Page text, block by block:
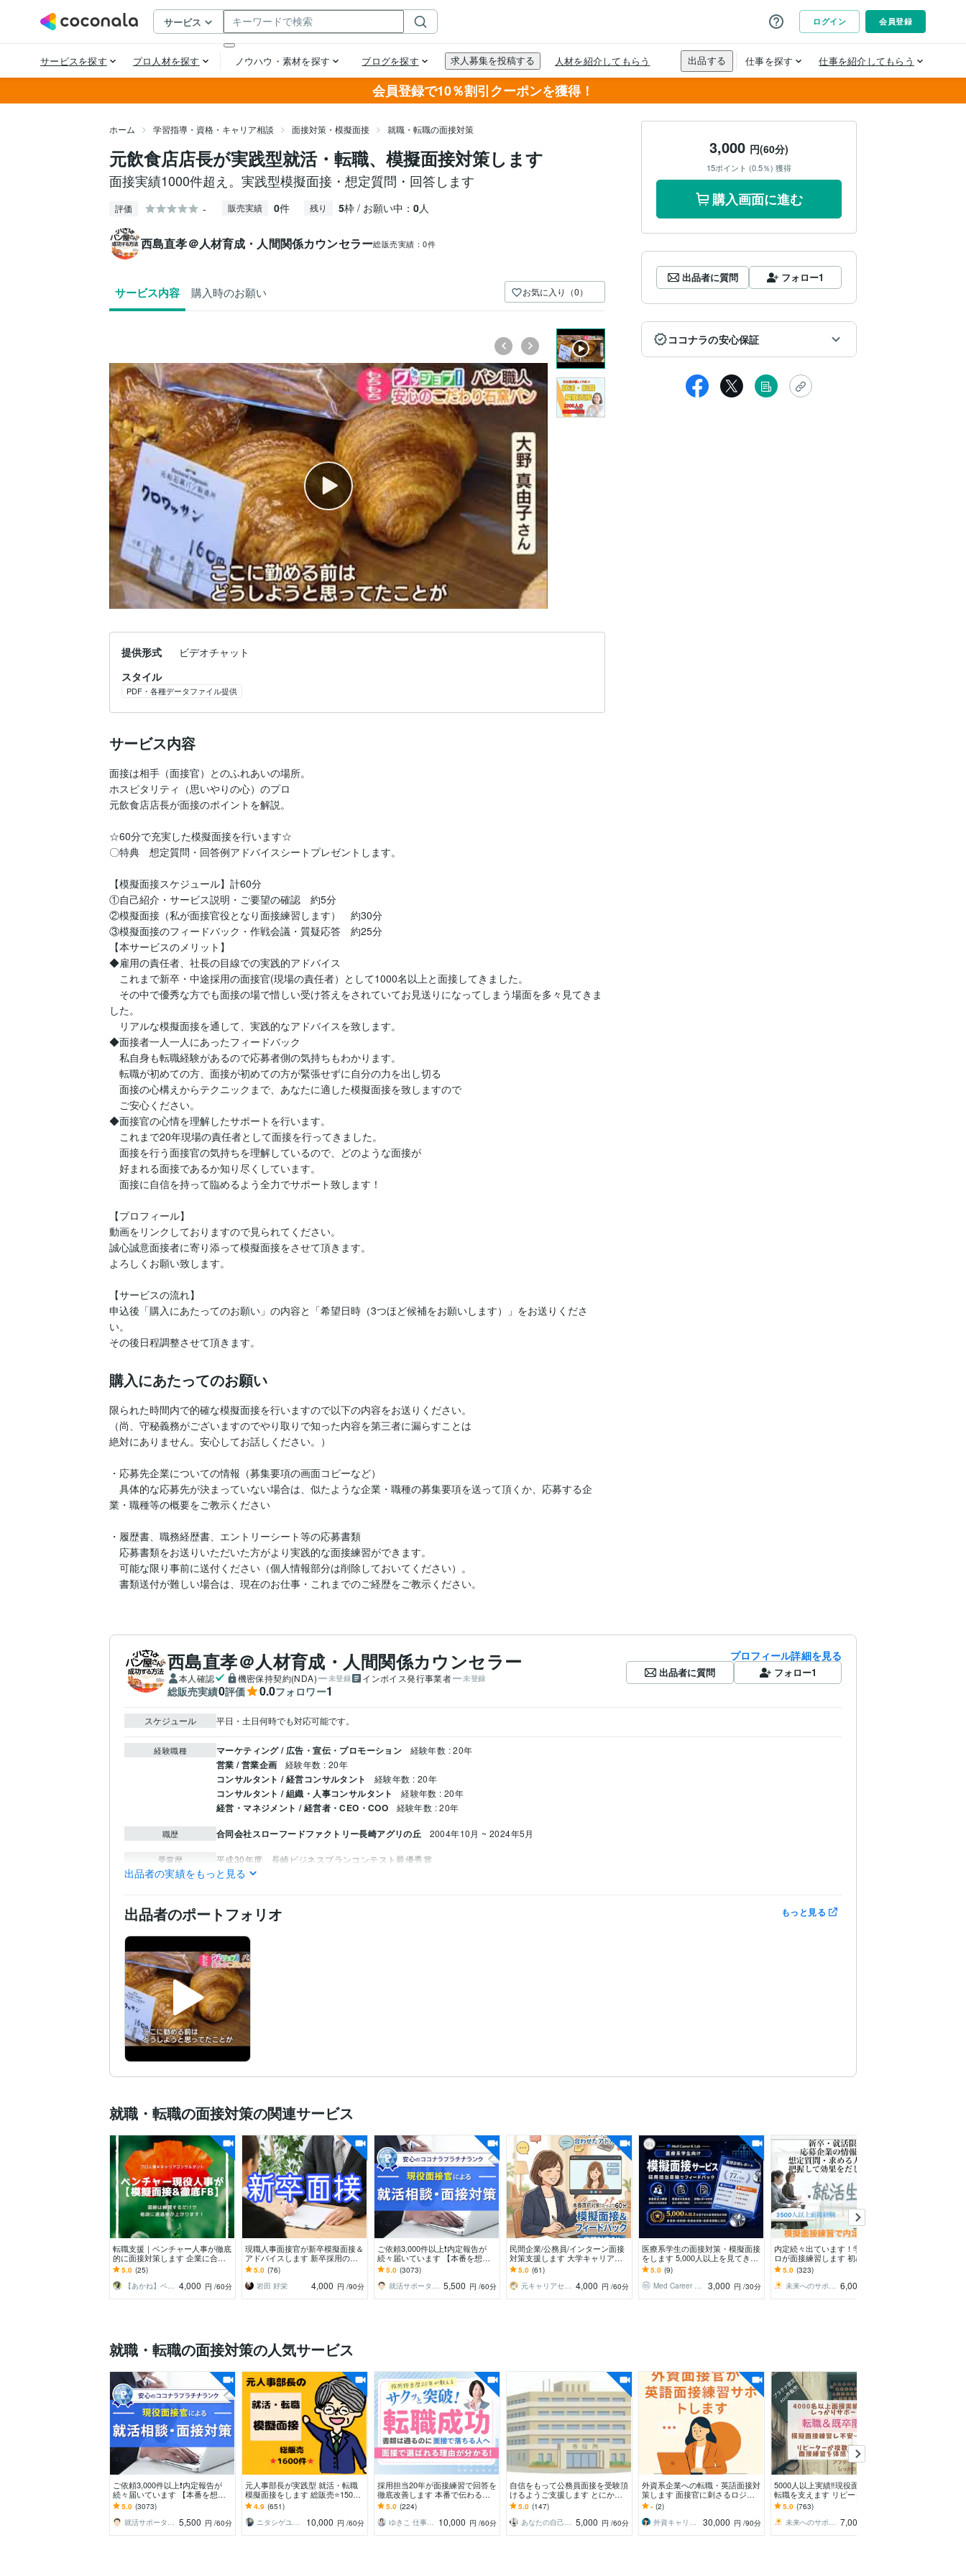
会員登録で10％割引クーポンを獲得！
ホーム 学習指導・資格・キャリア相談 面接対策・模擬面接 就職・転職の面接対策
元飲食店店長が実践型就活・転職、模擬面接対策します
面接実績1000件超え。実践型模擬面接・想定質問・回答します
評価 - 販売実績 0件 残り 5枠 / お願い中： 0人
西島直孝＠人材育成・人間関係カウンセラー総販売実績： 0件
サービス内容 購入時のお願い お気に入り（0）
提供形式
ビデオチャット
スタイル
PDF・各種データファイル提供
サービス内容
面接は相手（面接官）とのふれあいの場所。
ホスピタリティ（思いやりの心）のプロ
元飲食店店長が面接のポイントを解説。
☆60分で充実した模擬面接を行います☆
〇特典　想定質問・回答例アドバイスシートプレゼントします。
【模擬面接スケジュール】計60分
①自己紹介・サービス説明・ご要望の確認　約5分
②模擬面接（私が面接官役となり面接練習します）　約30分
③模擬面接のフィードバック・作戦会議・質疑応答　約25分
【本サービスのメリット】
◆雇用の責任者、社長の目線での実践的アドバイス
これまで新卒・中途採用の面接官(現場の責任者）として1000名以上と面接してきました。
その中で優秀な方でも面接の場で惜しい受け答えをされていてお見送りになってしまう場面を多々見てきま
した。
リアルな模擬面接を通して、実践的なアドバイスを致します。
◆面接者一人一人にあったフィードバック
私自身も転職経験があるので応募者側の気持ちもわかります。
転職が初めての方、面接が初めての方が緊張せずに自分の力を出し切る
面接の心構えからテクニックまで、あなたに適した模擬面接を致しますので
ご安心ください。
◆面接官の心情を理解したサポートを行います。
これまで20年現場の責任者として面接を行ってきました。
面接を行う面接官の気持ちを理解しているので、どのような面接が
好まれる面接であるか知り尽くしています。
面接に自信を持って臨めるよう全力でサポート致します！
【プロフィール】
動画をリンクしておりますので見られてください。
誠心誠意面接者に寄り添って模擬面接をさせて頂きます。
よろしくお願い致します。
【サービスの流れ】
申込後「購入にあたってのお願い」の内容と「希望日時（3つほど候補をお願いします）」をお送りくださ
い。
購入にあたってのお願い
限られた時間内で的確な模擬面接を行いますので以下の内容をお送りください。
（尚、守秘義務がございますのでやり取りで知った内容を第三者に漏らすことは
絶対にありません。安心してお話しください。）
・応募先企業についての情報（募集要項の画面コピーなど）
具体的な応募先が決まっていない場合は、似たような企業・職種の募集要項を送って頂くか、応募する企
業・職種等の概要をご教示ください
・履歴書、職務経歴書、エントリーシート等の応募書類
応募書類をお送りいただいた方がより実践的な面接練習ができます。
可能な限り事前に送付ください（個人情報部分は削除しておいてください）。
3,000 円(60分)
15ポイント (0.5％) 獲得
購入画面に進む
出品者に質問 フォロー1
ココナラの安心保証
西島直孝＠人材育成・人間関係カウンセラー
本人確認 機密保持契約(NDA) 未登録 インボイス発行事業者 未登録
総販売実績0評価 0.0フォロワー1
プロフィール詳細を見る
出品者に質問 フォロー1
スケジュール
経験職種 マーケティング / 広告・宣伝・プロモーション 経験年数 : 20年
営業 / 営業企画 経験年数 : 20年
コンサルタント / 経営コンサルタント 経験年数 : 20年
コンサルタント / 組織・人事コンサルタント 経験年数 : 20年
経営・マネジメント / 経営者・CEO・COO 経験年数 : 20年
職歴 合同会社スローフードファクトリー長崎アグリの丘 2004年10月 ~ 2024年5月
受賞歴 平成30年度　長崎ビジネスプランコンテスト最優秀賞
得意分野 コンサルティング・士業
開業 ビジネス
福岡大学
出品者の実績をもっと見る
出品者のポートフォリオ もっと見る
就職・転職の面接対策の関連サービス
転職支援｜ベンチャー人事が徹底
的に面接対策します 企業に合わ
せてあなたの強みを確実に言語化
できるようお手伝い！
5.0 (25)
【あかね】ベンチャー採用人事＆国キャリ 4,000 円 /60分
現職人事面接官が新卒模擬面接＆
アドバイスします 新卒採用の現
役人事。現在週2件ペースで面接
対応
5.0 (76)
岩田 好栄
4,000 円 /90分
ご依頼3,000件以上❗内定報告が
続々届いています 【本番を想定
した模擬面接】公務員試験、新
卒・経験者採用対応
5.0 (3073)
就活サポーターTAKU 5,500 円 /60分
民間企業/公務員/インターン面接
対策支援します 大学キャリアセ
ンターでの経験を活かし面接指導
します！
5.0 (61)
元キャリアセンターのゆうりさん 4,000 円 /60分
医療系学生の面接対策・模擬面接
をします 5,000人以上を見てきた
採用担当が評価表で改善点を伝え
ます
5.0 (9)
Med Career K Lab
3,000 円 /30分
内定続々出ています！学生限定プ
ロが面接練習します 初めての面
接に親身に支え模擬面接・振り返
りサポートし合格へ！
5.0 (323)
未来へのサポーター 6,000
就職・転職の面接対策の人気サービス
ご依頼3,000件以上❗内定報告が
続々届いています 【本番を想定
した模擬面接】公務員試験、新
卒・経験者採用対応
5.0 (3073)
就活サポーターTAKU 5,500 円 /60分
元人事部長が実践型 就活・転職
模擬面接をします 総販売⭐1500
件超⭐実践型模擬面接＋想定質
問・回答例集
4.9 (651)
ニタシゲユキ★元人事部長の就活・転職支援
10,000 円 /60分
採用担当20年が面接練習で回答を
徹底改善します 本番で伝わる実
践的な面接トレーニング｜面接対
策・模擬面接OK
5.0 (224)
ゆきこ 仕事とキャリアの先生 10,000 円 /60分
自信をもって公務員面接を受験頂
けるようご支援します とにかく
時間が無い…本番前に模擬面接だ
けでも…そんな貴方に！
5.0 (147)
あなたの自己効力感寄添い隊 技能士BAN 5,000 円 /60分
外資系企業への転職・英語面接対
策します 面接官に刺さるロジッ
クを構築。理想のオファーを勝ち
取ります。
- (2)
外資キャリア相談室
30,000 円 /90分
5000人以上実績‼️現役面接プロが
転職を支えます リピーターの方
より2回3回依頼を頂くサービスを
体感下さい！
5.0 (763)
未来へのサポーター 7,000